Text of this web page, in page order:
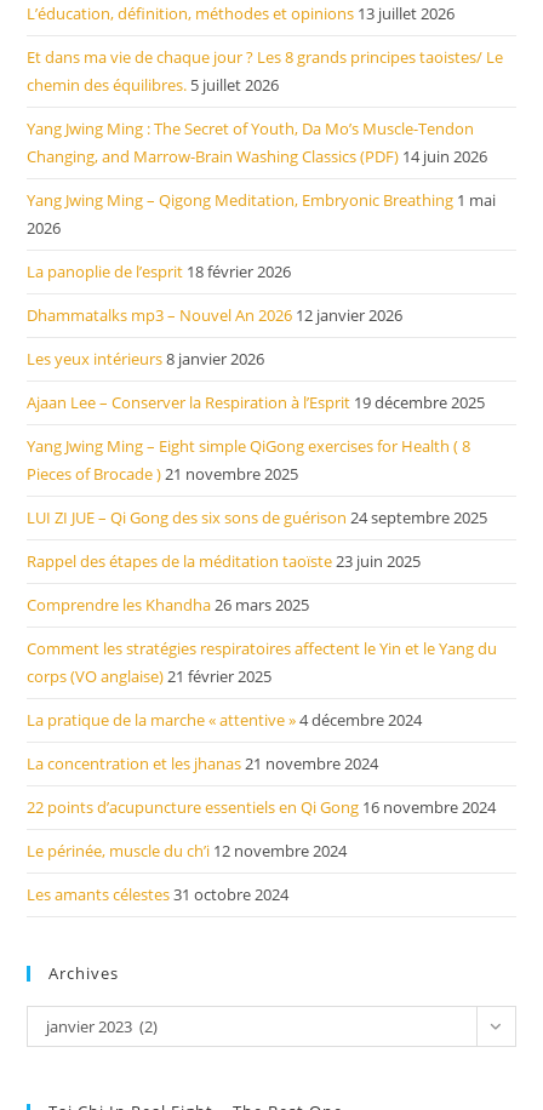
L’éducation, définition, méthodes et opinions 13 juillet 2026
Et dans ma vie de chaque jour ? Les 8 grands principes taoistes/ Le
chemin des équilibres. 5 juillet 2026
Yang Jwing Ming : The Secret of Youth, Da Mo’s Muscle-Tendon
Changing, and Marrow-Brain Washing Classics (PDF) 14 juin 2026
Yang Jwing Ming – Qigong Meditation, Embryonic Breathing 1 mai
2026
La panoplie de l’esprit 18 février 2026
Dhammatalks mp3 – Nouvel An 2026 12 janvier 2026
Les yeux intérieurs8 janvier 2026
Ajaan Lee – Conserver la Respiration à l’Esprit 19 décembre 2025
Yang Jwing Ming – Eight simple QiGong exercises for Health ( 8
Pieces of Brocade )21 novembre 2025
LUI ZI JUE – Qi Gong des six sons de guérison 24 septembre 2025
Rappel des étapes de la méditation taoïste23 juin 2025
Comprendre les Khandha26 mars 2025
Comment les stratégies respiratoires affectent le Yin et le Yang du
corps (VO anglaise)21 février 2025
La pratique de la marche « attentive »4 décembre 2024
La concentration et les jhanas21 novembre 2024
22 points d’acupuncture essentiels en Qi Gong 16 novembre 2024
Le périnée, muscle du ch’i 12 novembre 2024
Les amants célestes31 octobre 2024
Archives
Archives
janvier 2023 (2)